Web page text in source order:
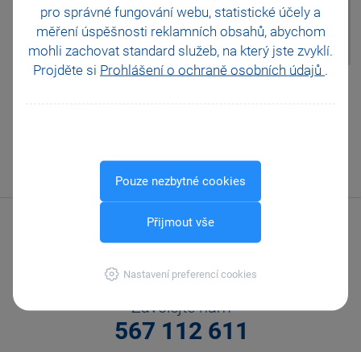
pro správné fungování webu, statistické účely a
měření úspěšnosti reklamních obsahů, abychom
mohli zachovat standard služeb, na který jste zvyklí.
Projděte si Prohlášení o ochraně osobních údajů .
Pouze nezbytné cookies
Přijmout vše
Nastavení preferencí cookies
Platební terminály
Doporučení pro zálohování
Zabezpečení
Legislativa od 1. 1. 2024
disku Vašeho počítače v
podadresáři Zálohy pod
názvem Smazaná firma - název
souboru.
Odeslat
Zavolejte nám
567 112 611